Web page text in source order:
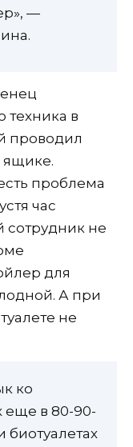
—
техника в
проводил
ящике.
проблема
час
сотрудник не
для
А при
не
ко
еще в 80-90-
биотуалетах